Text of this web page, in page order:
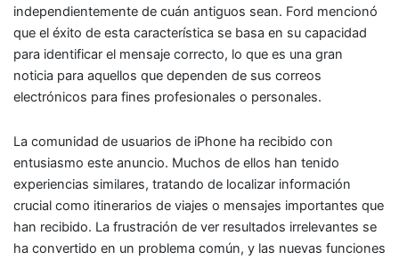
independientemente de cuán antiguos sean. Ford mencionó
que el éxito de esta característica se basa en su capacidad
para identificar el mensaje correcto, lo que es una gran
noticia para aquellos que dependen de sus correos
electrónicos para fines profesionales o personales.
La comunidad de usuarios de iPhone ha recibido con
entusiasmo este anuncio. Muchos de ellos han tenido
experiencias similares, tratando de localizar información
crucial como itinerarios de viajes o mensajes importantes que
han recibido. La frustración de ver resultados irrelevantes se
ha convertido en un problema común, y las nuevas funciones